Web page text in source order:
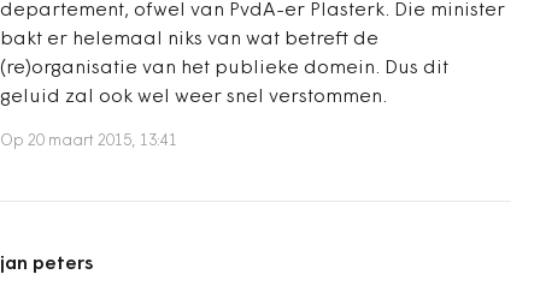
departement, ofwel van PvdA-er Plasterk. Die minister
bakt er helemaal niks van wat betreft de
(re)organisatie van het publieke domein. Dus dit
geluid zal ook wel weer snel verstommen.
Op 20 maart 2015, 13:41
jan peters